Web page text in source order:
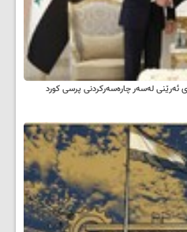
ئه‌رێنی له‌سه‌ر چاره‌سه‌ركردنی پرسی كورد